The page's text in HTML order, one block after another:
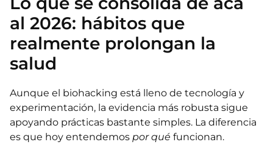
al 2026: hábitos que
realmente prolongan la
salud
Aunque el biohacking está lleno de tecnología y
experimentación, la evidencia más robusta sigue
apoyando prácticas bastante simples. La diferencia
es que hoy entendemos por qué funcionan.